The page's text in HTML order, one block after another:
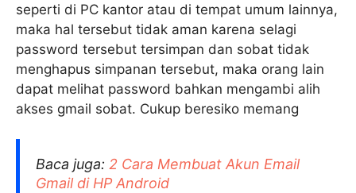
seperti di PC kantor atau di tempat umum lainnya,
maka hal tersebut tidak aman karena selagi
password tersebut tersimpan dan sobat tidak
menghapus simpanan tersebut, maka orang lain
dapat melihat password bahkan mengambi alih
akses gmail sobat. Cukup beresiko memang
Baca juga: 2 Cara Membuat Akun Email
Gmail di HP Android